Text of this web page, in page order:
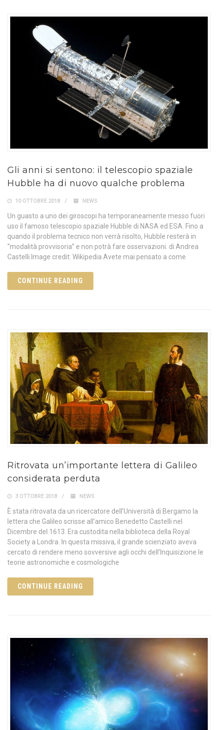
Gli anni si sentono: il telescopio spaziale
Hubble ha di nuovo qualche problema
10 OTTOBRE 2018 NEWS
Un guasto a uno dei giroscopi ha temporaneamente messo fuori
uso il famoso telescopio spaziale Hubble di NASA ed ESA. Fino a
quando il problema tecnico non verrà risolto, Hubble resterà in
“modalità provvisoria” e non potrà fare osservazioni. di Andrea
Castelli Image credit: Wikipedia Avete mai pensato a come
CONTINUE READING
Ritrovata un’importante lettera di Galileo
considerata perduta
3 OTTOBRE 2018 NEWS
È stata ritrovata da un ricercatore dell’Università di Bergamo la
lettera che Galileo scrisse all’amico Benedetto Castelli nel
Dicembre del 1613. Era custodita nella biblioteca della Royal
Society a Londra. In questa missiva, il grande scienziato aveva
cercato di rendere meno sovversive agli occhi dell’Inquisizione le
teorie astronomiche e cosmologiche
CONTINUE READING